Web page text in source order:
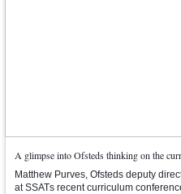
A glimpse into Ofsteds thinking on the
Matthew Purves, Ofsteds deputy
at SSATs recent curriculum